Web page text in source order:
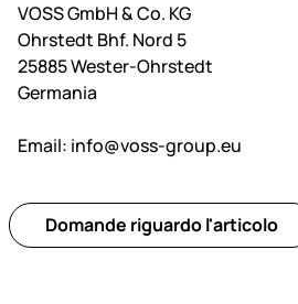
VOSS GmbH & Co. KG
Ohrstedt Bhf. Nord 5
25885 Wester-Ohrstedt
Germania
Email: info@voss-group.eu
Domande riguardo l'articolo